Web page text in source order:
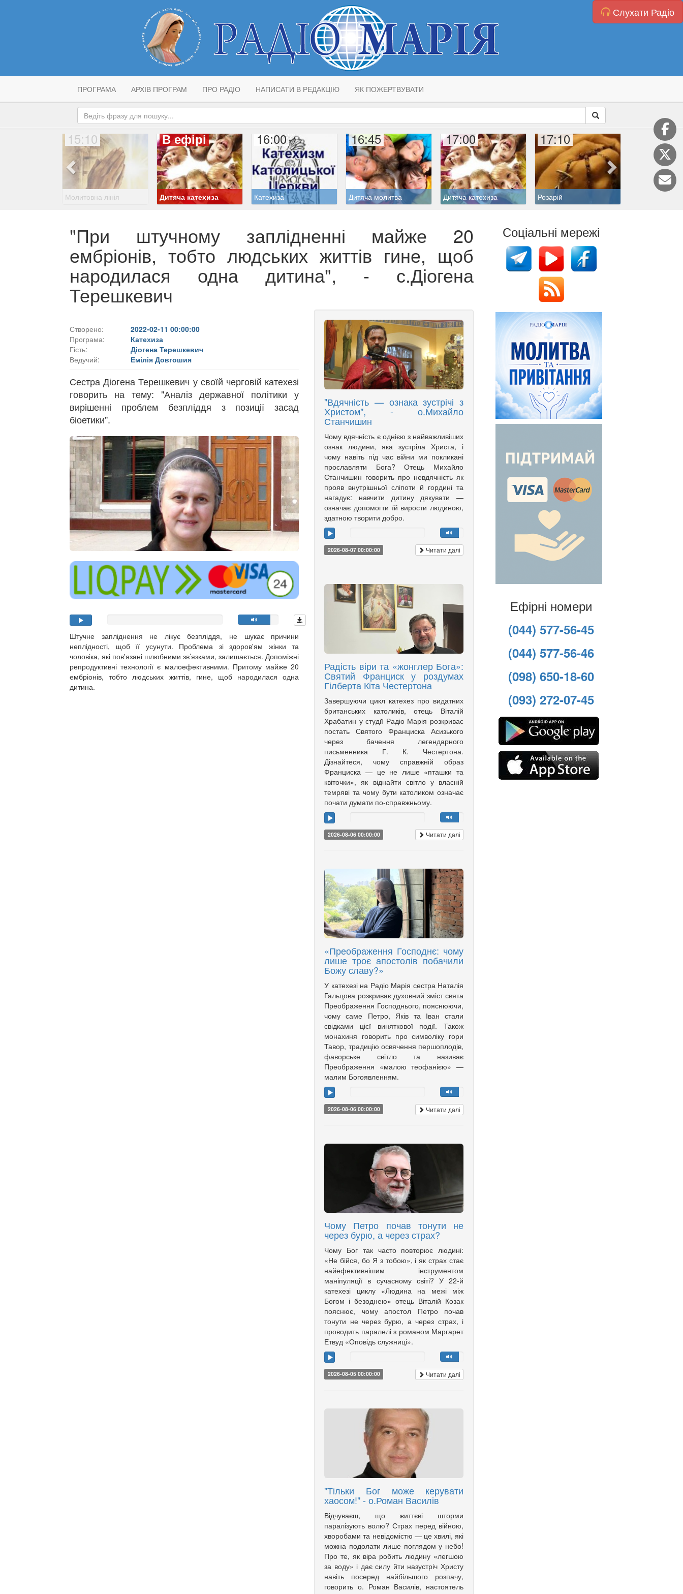
Слухати Радіо
ПРОГРАМА АРХІВ ПРОГРАМ ПРО РАДІО НАПИСАТИ В РЕДАКЦІЮ ЯК ПОЖЕРТВУВАТИ
15:10
Молитовна лінія
В ефірі
Дитяча катехиза
16:00
Катехиза
16:45
Дитяча молитва
17:00
Дитяча катехиза
17:10
Розарій
17:45
Літургія годин
"При штучному заплідненні майже 20
ембріонів, тобто людських життів гине, щоб
народилася одна дитина", - с.Діогена
Терешкевич
Створено:
2022-02-11 00:00:00
Програма:
Катехиза
Гість:
Діогена Терешкевич
Ведучий:
Емілія Довгошия
Сестра Діогена Терешкевич у своїй черговій катехезі
говорить на тему: "Аналіз державної політики у
вирішенні проблем безпліддя з позиції засад
біоетики".
Штучне запліднення не лікує безпліддя, не шукає причини
неплідності, щоб її усунути. Проблема зі здоров'ям жінки та
чоловіка, які пов'язані шлюбними зв’язками, залишається. Допоміжні
репродуктивні технології є малоефективними. Притому майже 20
ембріонів, тобто людських життів, гине, щоб народилася одна
дитина.
"Вдячність — ознака зустрічі з
Христом", - о.Михайло
Станчишин
Чому вдячність є однією з найважливіших
ознак людини, яка зустріла Христа, і
чому навіть під час війни ми покликані
прославляти Бога? Отець Михайло
Станчишин говорить про невдячність як
прояв внутрішньої сліпоти й гордині та
нагадує: навчити дитину дякувати —
означає допомогти їй вирости людиною,
здатною творити добро.
2026-08-07 00:00:00 Читати далі
Радість віри та «жонглер Бога»:
Святий Франциск у роздумах
Гілберта Кіта Честертона
Завершуючи цикл катехез про видатних
британських католиків, отець Віталій
Храбатин у студії Радіо Марія розкриває
постать Святого Франциска Асизького
через бачення легендарного
письменника Г. К. Честертона.
Дізнайтеся, чому справжній образ
Франциска — це не лише «пташки та
квіточки», як віднайти світло у власній
темряві та чому бути католиком означає
почати думати по-справжньому.
2026-08-06 00:00:00 Читати далі
«Преображення Господнє: чому
лише троє апостолів побачили
Божу славу?»
У катехезі на Радіо Марія сестра Наталія
Гальцова розкриває духовний зміст свята
Преображення Господнього, пояснюючи,
чому саме Петро, Яків та Іван стали
свідками цієї виняткової події. Також
монахиня говорить про символіку гори
Тавор, традицію освячення першоплодів,
фаворське світло та називає
Преображення «малою теофанією» —
малим Богоявленням.
2026-08-06 00:00:00 Читати далі
Чому Петро почав тонути не
через бурю, а через страх?
Чому Бог так часто повторює людині:
«Не бійся, бо Я з тобою», і як страх стає
найефективнішим інструментом
маніпуляції в сучасному світі? У 22-й
катехезі циклу «Людина на межі між
Богом і безоднею» отець Віталій Козак
пояснює, чому апостол Петро почав
тонути не через бурю, а через страх, і
проводить паралелі з романом Маргарет
Етвуд «Оповідь служниці».
2026-08-05 00:00:00 Читати далі
"Тільки Бог може керувати
хаосом!" - о.Роман Василів
Відчуваєш, що життєві шторми
паралізують волю? Страх перед війною,
хворобами та невідомістю — це хвилі, які
можна подолати лише поглядом у небо!
Про те, як віра робить людину «легшою
за воду» і дає силу йти назустріч Христу
навіть посеред найбільшого розпачу,
говорить о. Роман Василів, настоятель
Соціальні мережі
Ефірні номери
(044) 577-56-45
(044) 577-56-46
(098) 650-18-60
(093) 272-07-45